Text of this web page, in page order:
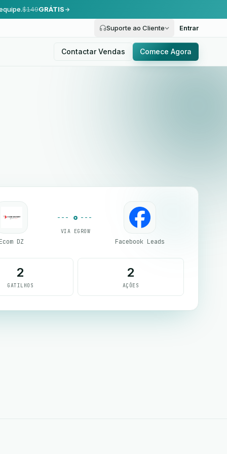
$149GRÁTIS
Suporte ao Cliente Entrar
Contactar Vendas Comece Agora
DZ
VIA EGROW
Facebook Leads
2
GATILHOS
2
AÇÕES